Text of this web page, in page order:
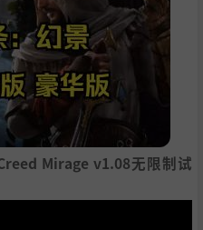
Mirage v1.08无限制试